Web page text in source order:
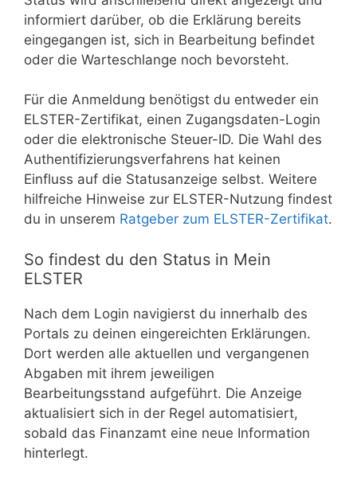
informiert darüber, ob die Erklärung bereits
eingegangen ist, sich in Bearbeitung befindet
oder die Warteschlange noch bevorsteht.
Für die Anmeldung benötigst du entweder ein
ELSTER-Zertifikat, einen Zugangsdaten-Login
oder die elektronische Steuer-ID. Die Wahl des
Authentifizierungsverfahrens hat keinen
Einfluss auf die Statusanzeige selbst. Weitere
hilfreiche Hinweise zur ELSTER-Nutzung findest
du in unserem Ratgeber zum ELSTER-Zertifikat.
So findest du den Status in Mein
ELSTER
Nach dem Login navigierst du innerhalb des
Portals zu deinen eingereichten Erklärungen.
Dort werden alle aktuellen und vergangenen
Abgaben mit ihrem jeweiligen
Bearbeitungsstand aufgeführt. Die Anzeige
aktualisiert sich in der Regel automatisiert,
sobald das Finanzamt eine neue Information
hinterlegt.